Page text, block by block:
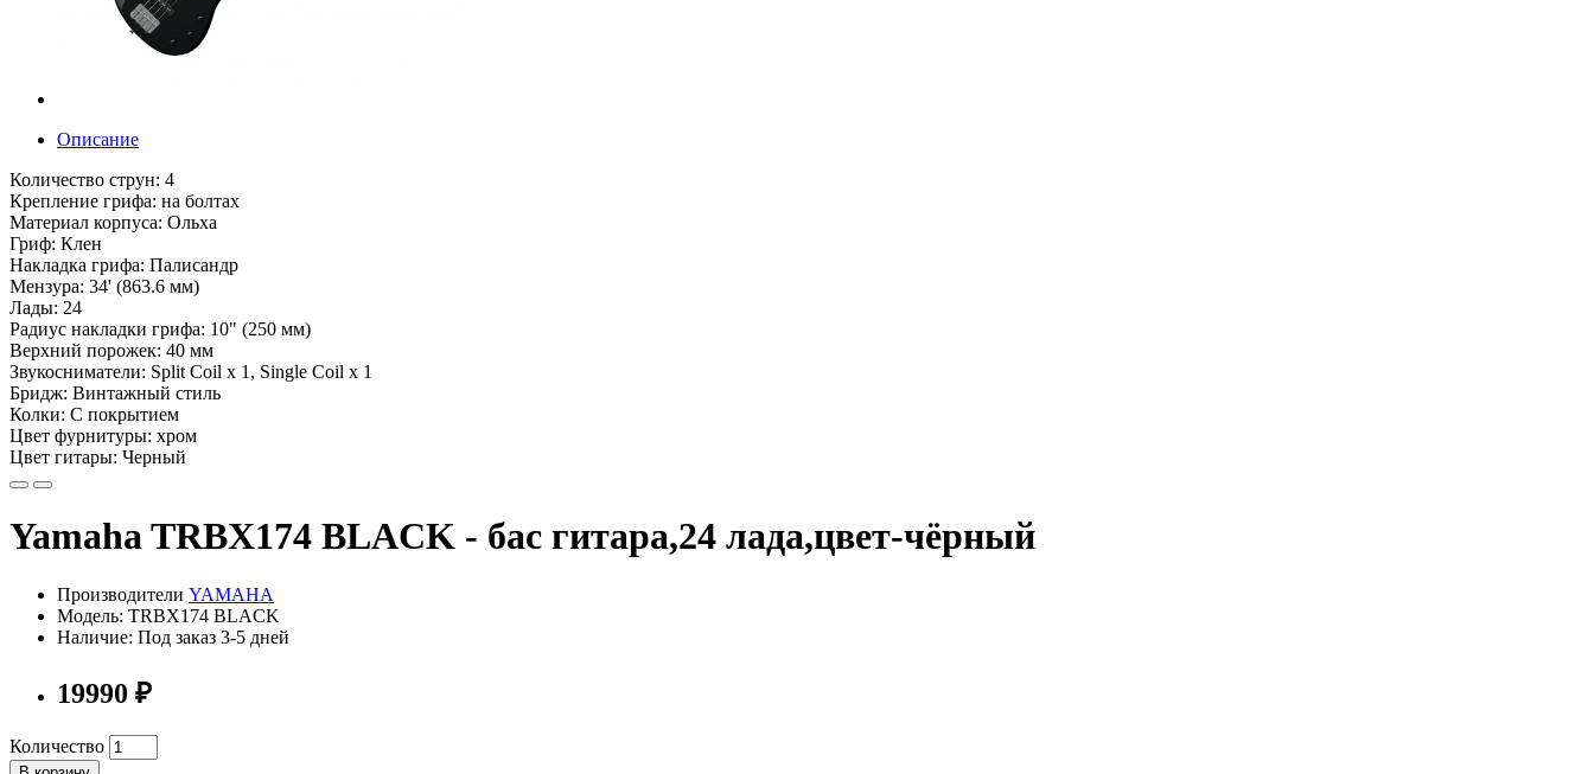
Описание
Количество струн: 4
Крепление грифа: на болтах
Материал корпуса: Ольха
Гриф: Клен
Накладка грифа: Палисандр
Мензура: 34' (863.6 мм)
Лады: 24
Радиус накладки грифа: 10" (250 мм)
Верхний порожек: 40 мм
Звукосниматели: Split Coil x 1, Single Coil x 1
Бридж: Винтажный стиль
Колки: С покрытием
Цвет фурнитуры: хром
Цвет гитары: Черный
Yamaha TRBX174 BLACK - бас гитара,24 лада,цвет-чёрный
Производители YAMAHA
Модель: TRBX174 BLACK
Наличие: Под заказ 3-5 дней
19990 ₽
Количество